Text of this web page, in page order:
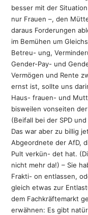
besser mit der
nur Frauen –, den
daraus Forderungen
im Bemühen um
Betreu- ung,
Gender-Pay- und
Vermögen und Rente
ernst ist, sollte uns
Haus- frauen- und
bisweilen vonseiten
(Beifall bei der SPD
Das war aber zu billig
Abgeordnete der AfD,
Pult verkün- det hat.
nicht mehr da!) – Sie
Frakti- on entlassen,
gleich etwas zur
dem Fachkräftemarkt
erwähnen: Es gibt